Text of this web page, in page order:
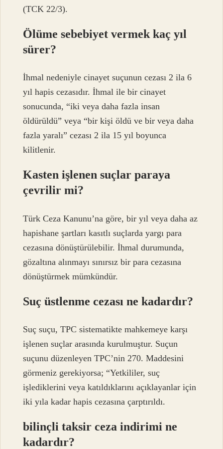
(TCK 22/3).
Ölüme sebebiyet vermek kaç yıl
sürer?
İhmal nedeniyle cinayet suçunun cezası 2 ila 6
yıl hapis cezasıdır. İhmal ile bir cinayet
sonucunda, “iki veya daha fazla insan
öldürüldü” veya “bir kişi öldü ve bir veya daha
fazla yaralı” cezası 2 ila 15 yıl boyunca
kilitlenir.
Kasten işlenen suçlar paraya
çevrilir mi?
Türk Ceza Kanunu’na göre, bir yıl veya daha az
hapishane şartları kasıtlı suçlarda yargı para
cezasına dönüştürülebilir. İhmal durumunda,
gözaltına alınmayı sınırsız bir para cezasına
dönüştürmek mümkündür.
Suç üstlenme cezası ne kadardır?
Suç suçu, TPC sistematikte mahkemeye karşı
işlenen suçlar arasında kurulmuştur. Suçun
suçunu düzenleyen TPC’nin 270. Maddesini
görmeniz gerekiyorsa; “Yetkililer, suç
işlediklerini veya katıldıklarını açıklayanlar için
iki yıla kadar hapis cezasına çarptırıldı.
bilinçli taksir ceza indirimi ne
kadardır?